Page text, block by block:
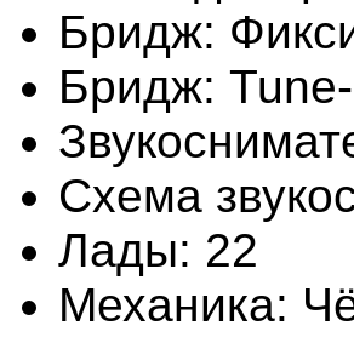
Бридж:
Бридж:
Схема
Лады: 22
Механика: